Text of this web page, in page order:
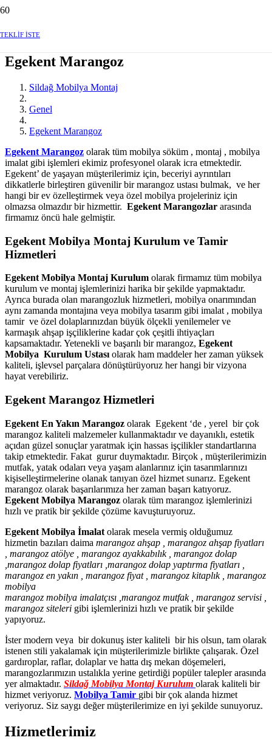
TEKLİF İSTE
Egekent Marangoz
Sildağ Mobilya Montaj
Genel
Egekent Marangoz
Egekent Marangoz olarak tüm mobilya söküm , montaj , mobilya
imalat gibi işlemleri ekimiz profesyonel olarak icra etmektedir.
Egekent’ de yaşayan müşterilerimiz için, beceriyi ayrıntıları
dikkatlerle birleştiren güvenilir bir marangoz ustası bulmak, ve her
hangi bir ev özelleştirmek veya özel mobilya projeleriniz için
olmazsa olmazdır bir hizmettir. Egekent Marangozlar arasında
firmamız öncü hale gelmiştir.
Egekent Mobilya Montaj Kurulum ve Tamir
Hizmetleri
Egekent Mobilya Montaj Kurulum olarak firmamız tüm mobilya
kurulum ve montaj işlemlerinizi harika bir şekilde yapmaktadır.
Ayrıca burada olan marangozluk hizmetleri, mobilya onarımından
aynı zamanda montajına veya mobilya tasarım gibi imalat , mobilya
tamir ve özel dolaplarınızdan büyük ölçekli yenilemeler ve
karmaşık ahşap işçiliklerine kadar çok çeşitli ihtiyaçları
kapsamaktadır. Yetenekli ve başarılı bir marangoz, Egekent
Mobilya Kurulum Ustası olarak ham maddeler her zaman yüksek
kaliteli, işlevsel parçalara dönüştürüyoruz her hangi bir vizyona
hayat verebiliriz.
Egekent Marangoz Hizmetleri
Egekent En Yakın Marangoz olarak Egekent ‘de , yerel bir çok
marangoz kaliteli malzemeler kullanmaktadır ve dayanıklı, estetik
açıdan güzel sonuçlar yaratmak için hassas işçilikler standartlarına
takip etmektedir. Fakat gurur duymaktadır. Birçok , müşterilerimizin
mutfak, yatak odaları veya yaşam alanlarınız için tasarımlarınızı
kişiselleştirmelerine olanak tanıyan özel hizmet sunarız. Egekent
marangoz olarak başarılarımıza her zaman başarı katıyoruz.
Egekent Mobilya Marangoz olarak tüm marangoz işlemlerinizi
hızlı ve pratik bir şekilde çözüme kavuşturuyoruz.
Egekent Mobilya İmalat olarak mesela vermiş olduğumuz
hizmetin bazıları daima marangoz ahşap , marangoz ahşap fiyatları
, marangoz atölye , marangoz ayakkabılık , marangoz dolap
,marangoz dolap fiyatları ,marangoz dolap yaptırma fiyatları ,
marangoz en yakın , marangoz fiyat , marangoz kitaplık , marangoz
mobilya
marangoz mobilya imalatçısı ,marangoz mutfak , marangoz servisi ,
marangoz siteleri gibi işlemlerinizi hızlı ve pratik bir şekilde
yapıyoruz.
İster modern veya bir dokunuş ister kaliteli bir his olsun, tam olarak
istenen stili yakalamak için müşterilerimizle birlikte çalışarak. Özel
gardıroplar, raflar, dolaplar ve hatta dış mekan döşemeleri,
marangozlarımızın ustalıkla yerine getirdiği popüler talepler arasında
yer almaktadır. Sildağ Mobilya Montaj Kurulum olarak kaliteli bir
hizmet veriyoruz. Mobilya Tamir gibi bir çok alanda hizmet
veriyoruz. Siz saygı değer müşterilerimize en iyi şekilde sunuyoruz.
Hizmetlerimiz